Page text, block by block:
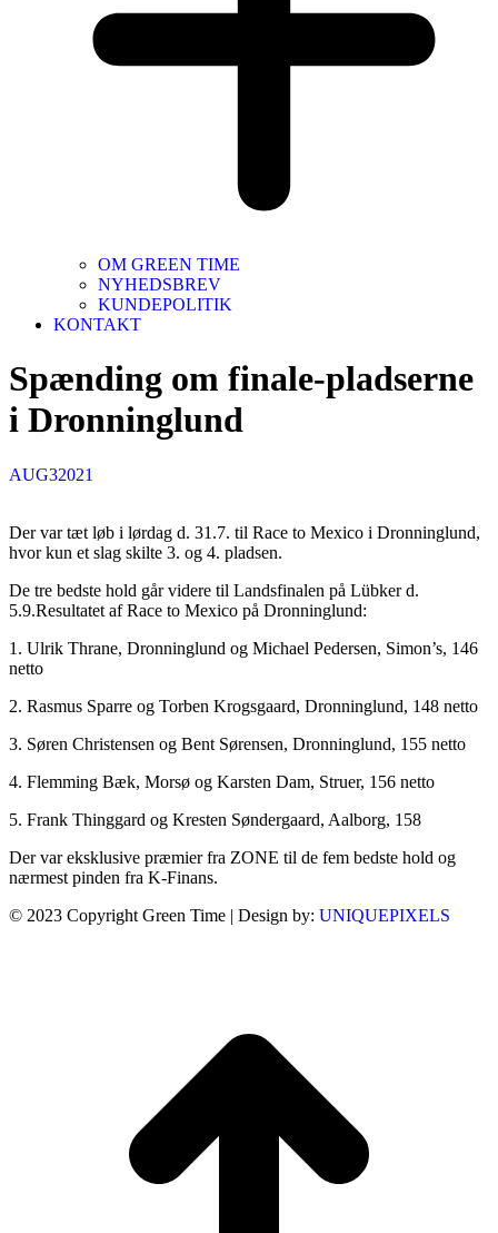
OM GREEN TIME
NYHEDSBREV
KUNDEPOLITIK
KONTAKT
Spænding om finale-pladserne
i Dronninglund
AUG32021
Der var tæt løb i lørdag d. 31.7. til Race to Mexico i Dronninglund,
hvor kun et slag skilte 3. og 4. pladsen.
De tre bedste hold går videre til Landsfinalen på Lübker d.
5.9.Resultatet af Race to Mexico på Dronninglund:
1. Ulrik Thrane, Dronninglund og Michael Pedersen, Simon’s, 146
netto
2. Rasmus Sparre og Torben Krogsgaard, Dronninglund, 148 netto
3. Søren Christensen og Bent Sørensen, Dronninglund, 155 netto
4. Flemming Bæk, Morsø og Karsten Dam, Struer, 156 netto
5. Frank Thinggard og Kresten Søndergaard, Aalborg, 158
Der var eksklusive præmier fra ZONE til de fem bedste hold og
nærmest pinden fra K-Finans.
© 2023 Copyright Green Time | Design by: UNIQUEPIXELS